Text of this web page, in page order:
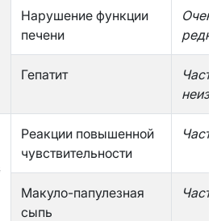
Нарушение функции
печени
Очень
редко
Гепатит
Реакции повышенной
чувствительности
Часто
Макуло-папулезная
сыпь
Часто